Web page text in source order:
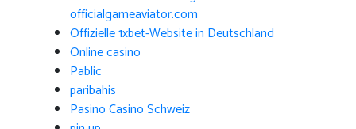
officialgameaviator.com
Offizielle 1xbet-Website in Deutschland
Online casino
Pablic
paribahis
Pasino Casino Schweiz